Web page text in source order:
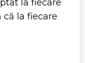
la fiecare
că la fiecare